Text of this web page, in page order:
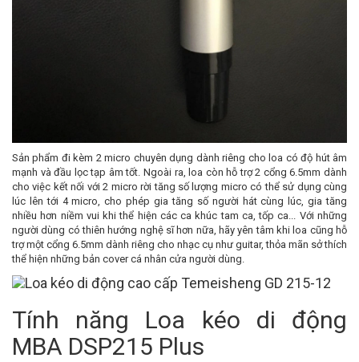
Sản phẩm đi kèm 2 micro chuyên dụng dành riêng cho loa có độ hút âm
mạnh và đầu lọc tạp âm tốt. Ngoài ra, loa còn hỗ trợ 2 cổng 6.5mm dành
cho việc kết nối với 2 micro rời tăng số lượng micro có thể sử dụng cùng
lúc lên tới 4 micro, cho phép gia tăng số người hát cùng lúc, gia tăng
nhiều hơn niềm vui khi thể hiện các ca khúc tam ca, tốp ca... Với những
người dùng có thiên hướng nghệ sĩ hơn nữa, hãy yên tâm khi loa cũng hỗ
trợ một cổng 6.5mm dành riêng cho nhạc cụ như guitar, thỏa mãn sở thích
thể hiện những bản cover cá nhân cửa người dùng.
Tính năng Loa kéo di động
MBA DSP215 Plus